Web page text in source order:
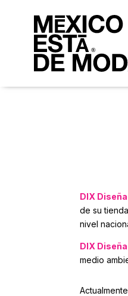
DIX
de su
nivel
DIX
medio